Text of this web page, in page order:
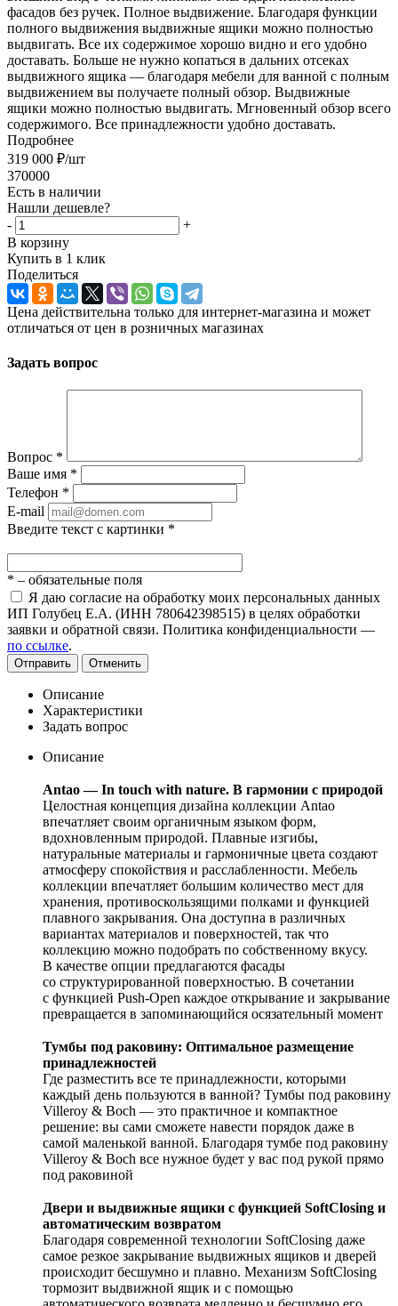
фасадов без ручек. Полное выдвижение. Благодаря функции
полного выдвижения выдвижные ящики можно полностью
выдвигать. Все их содержимое хорошо видно и его удобно
доставать. Больше не нужно копаться в дальних отсеках
выдвижного ящика — благодаря мебели для ванной с полным
выдвижением вы получаете полный обзор. Выдвижные
ящики можно полностью выдвигать. Мгновенный обзор всего
содержимого. Все принадлежности удобно доставать.
Подробнее
319 000 ₽/шт
370000
Есть в наличии
Нашли дешевле?
-
+
В корзину
Купить в 1 клик
Поделиться
Цена действительна только для интернет-магазина и может
отличаться от цен в розничных магазинах
Задать вопрос
Вопрос *
Ваше имя *
Телефон *
E-mail
Введите текст с картинки *
* – обязательные поля
Я даю согласие на обработку моих персональных данных
ИП Голубец Е.А. (ИНН 780642398515) в целях обработки
заявки и обратной связи. Политика конфиденциальности —
по ссылке.
Отправить Отменить
Описание
Характеристики
Задать вопрос
Описание
Antao — In touch with nature. В гармонии с природой
Целостная концепция дизайна коллекции Antao
впечатляет своим органичным языком форм,
вдохновленным природой. Плавные изгибы,
натуральные материалы и гармоничные цвета создают
атмосферу спокойствия и расслабленности. Мебель
коллекции впечатляет большим количество мест для
хранения, противоскользящими полками и функцией
плавного закрывания. Она доступна в различных
вариантах материалов и поверхностей, так что
коллекцию можно подобрать по собственному вкусу.
В качестве опции предлагаются фасады
со структурированной поверхностью. В сочетании
с функцией Push-Open каждое открывание и закрывание
превращается в запоминающийся осязательный момент
Тумбы под раковину: Оптимальное размещение
принадлежностей
Где разместить все те принадлежности, которыми
каждый день пользуются в ванной? Тумбы под раковину
Villeroy & Boch — это практичное и компактное
решение: вы сами сможете навести порядок даже в
самой маленькой ванной. Благодаря тумбе под раковину
Villeroy & Boch все нужное будет у вас под рукой прямо
под раковиной
Двери и выдвижные ящики с функцией SoftClosing и
автоматическим возвратом
Благодаря современной технологии SoftClosing даже
самое резкое закрывание выдвижных ящиков и дверей
происходит бесшумно и плавно. Механизм SoftClosing
тормозит выдвижной ящик и с помощью